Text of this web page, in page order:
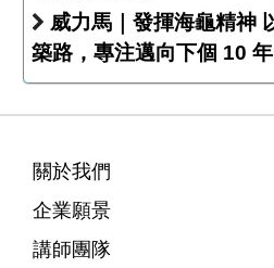
威力馬｜發揮海龜精神 以文化札根、用信任
築路，專注邁向下個 10 年
關於我們
企業願景
講師團隊